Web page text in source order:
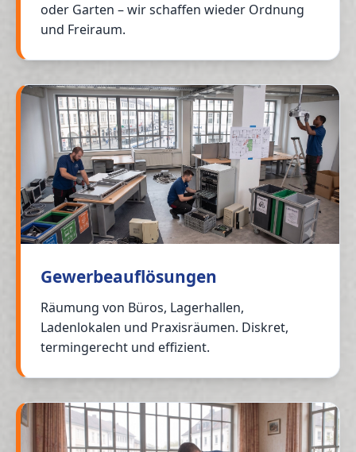
oder Garten – wir schaffen wieder Ordnung
und Freiraum.
Gewerbeauflösungen
Räumung von Büros, Lagerhallen,
Ladenlokalen und Praxisräumen. Diskret,
termingerecht und effizient.